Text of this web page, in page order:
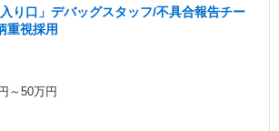
入り口」デバッグスタッフ/不具合報告チー
重視採用
～50万円